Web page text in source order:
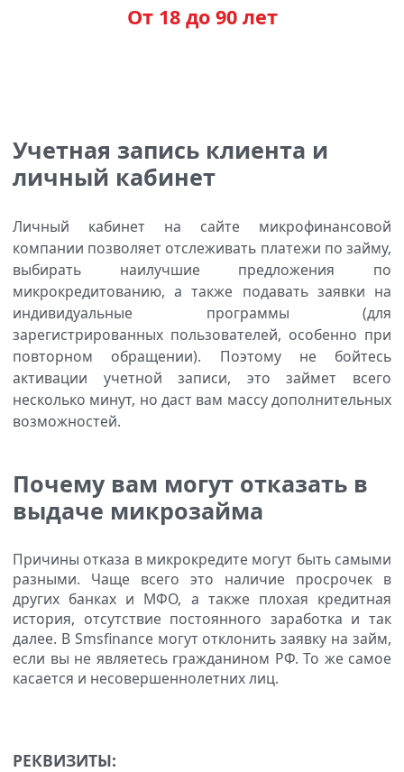
От 18 до 90 лет
Учетная запись клиента и
личный кабинет
Личный кабинет на сайте микрофинансовой
компании позволяет отслеживать платежи по займу,
выбирать наилучшие предложения по
микрокредитованию, а также подавать заявки на
индивидуальные программы (для
зарегистрированных пользователей, особенно при
повторном обращении). Поэтому не бойтесь
активации учетной записи, это займет всего
несколько минут, но даст вам массу дополнительных
возможностей.
Почему вам могут отказать в
выдаче микрозайма
Причины отказа в микрокредите могут быть самыми
разными. Чаще всего это наличие просрочек в
других банках и МФО, а также плохая кредитная
история, отсутствие постоянного заработка и так
далее. В Smsfinance могут отклонить заявку на займ,
если вы не являетесь гражданином РФ. То же самое
касается и несовершеннолетних лиц.
РЕКВИЗИТЫ: